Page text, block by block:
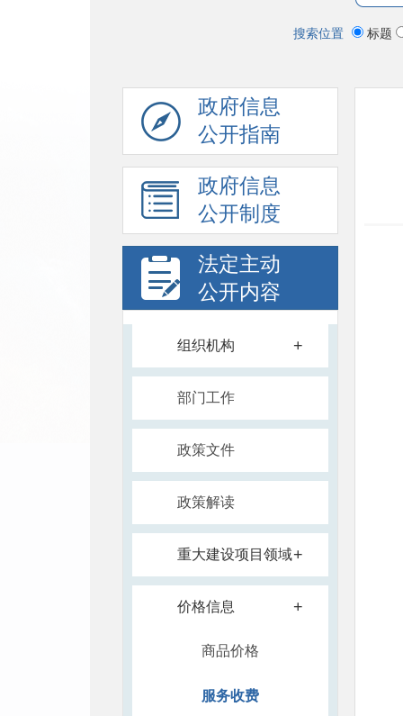
搜索位置 标题
政府信息
公开指南
政府信息
公开制度
法定主动
公开内容
组织机构 +
部门工作
政策文件
政策解读
重大建设项目领域+
价格信息 +
商品价格
服务收费